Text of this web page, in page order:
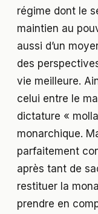
régime dont le
maintien au
aussi d’un
des
vie meilleure.
celui entre le
dictature «
monarchique.
parfaitement
après tant de
restituer la
prendre en